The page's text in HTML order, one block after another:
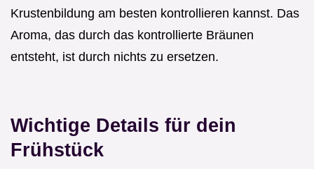
Krustenbildung am besten kontrollieren kannst. Das
Aroma, das durch das kontrollierte Bräunen
entsteht, ist durch nichts zu ersetzen.
Wichtige Details für dein
Frühstück